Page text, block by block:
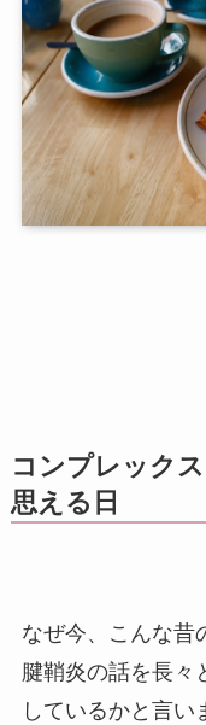
コンプレック
思える日
なぜ今、こんな昔
腱鞘炎の話を長々
しているかと言い